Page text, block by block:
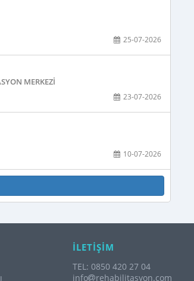
25-07-2026
MERKEZI
23-07-2026
10-07-2026
İLETİŞİM
TEL: 0850 420 27 04
info
rehabilitasyon.com